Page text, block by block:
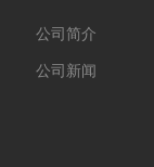
公司简介
公司新闻